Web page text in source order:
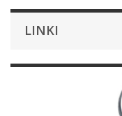
LINKI